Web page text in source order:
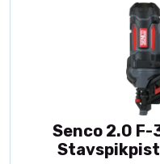
Senco 2.0